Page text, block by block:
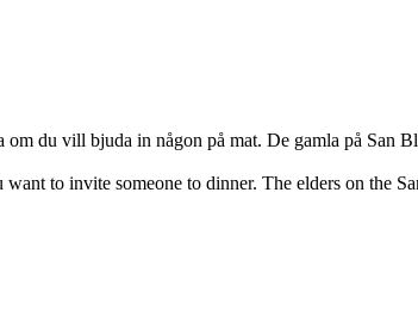
du vill bjuda in någon på mat. De gamla på
to invite someone to dinner. The elders on the